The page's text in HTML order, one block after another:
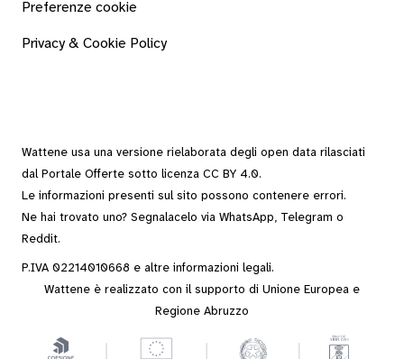
Preferenze cookie
Privacy & Cookie Policy
Wattene usa una versione rielaborata degli open data rilasciati
dal Portale Offerte sotto licenza CC BY 4.0.
Le informazioni presenti sul sito possono contenere errori.
Ne hai trovato uno? Segnalacelo via WhatsApp, Telegram o
Reddit.
P.IVA 02214010668 e altre informazioni legali.
Wattene è realizzato con il supporto di Unione Europea e
Regione Abruzzo